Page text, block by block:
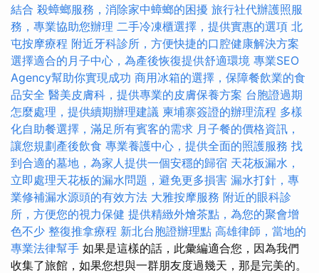
結合 殺蟑螂服務，消除家中蟑螂的困擾 旅行社代辦護照服
務，專業協助您辦理 二手冷凍櫃選擇，提供實惠的選項 北
屯按摩療程 附近牙科診所，方便快捷的口腔健康解決方案
選擇適合的月子中心，為產後恢復提供舒適環境 專業SEO
Agency幫助你實現成功 商用冰箱的選擇，保障餐飲業的食
品安全 醫美皮膚科，提供專業的皮膚保養方案 台胞證過期
怎麼處理，提供續期辦理建議 柬埔寨簽證的辦理流程 多樣
化自助餐選擇，滿足所有賓客的需求 月子餐的價格資訊，
讓您規劃產後飲食 專業養護中心，提供全面的照護服務 找
到合適的墓地，為家人提供一個安穩的歸宿 天花板漏水，
立即處理天花板的漏水問題，避免更多損害 漏水打針，專
業修補漏水源頭的有效方法 大雅按摩服務 附近的眼科診
所，方便您的視力保健 提供精緻外燴茶點，為您的聚會增
色不少 整復推拿療程 新北台胞證辦理點 高雄律師，當地的
專業法律幫手 如果是這樣的話，此彙編適合您，因為我們
收集了旅館，如果您想與一群朋友度過幾天，那是完美的。